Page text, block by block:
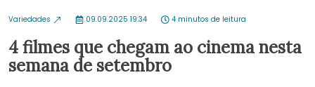
Variedades 09.09.2025 19:34 4 minutos de leitura
4 filmes que chegam ao cinema nesta
semana de setembro